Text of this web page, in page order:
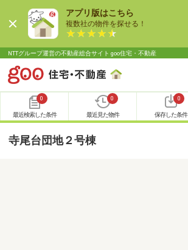
アプリ版はこちら
複数社の物件を探せる！
NTTグループ運営の不動産総合サイト goo住宅・不動産
0
最近検索した条件
0
最近見た物件
0
保存した条件
寺尾台団地２号棟